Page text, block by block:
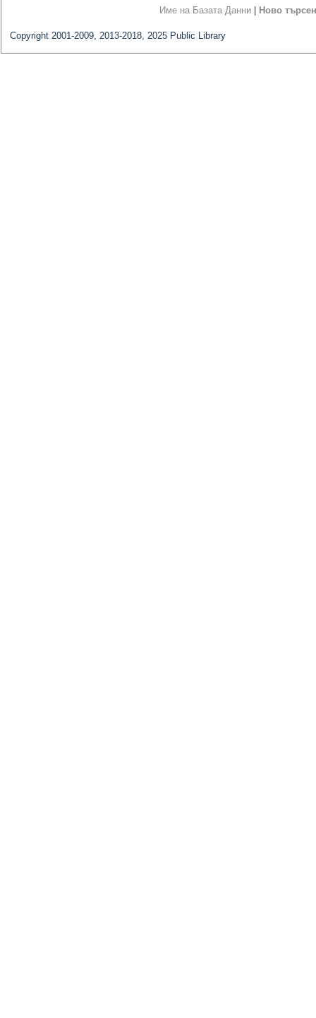
Име на Базата Данни Ново
Copyright 2001-2009, 2013-2018, 2025 Public Library